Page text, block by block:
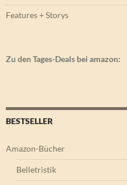
Features + Storys
Zu den Tages-Deals bei amazon:
BESTSELLER
Amazon-Bücher
Belletristik